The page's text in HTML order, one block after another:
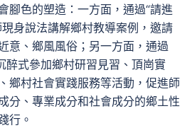
腳色的塑造：一方面，通過“請進
身說法講解鄉村教導案例，邀請
意、鄉風風俗；另一方面，通過
醉式參加鄉村研習見習、頂崗實
鄉村社會實踐服務等活動，促進師
分、專業成分和社會成分的鄉土性
行。